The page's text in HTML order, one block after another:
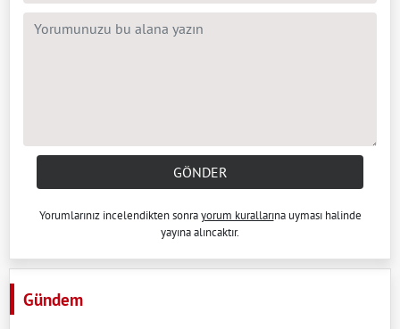
GÖNDER
Yorumlarınız incelendikten sonrayorum kurallarına uyması halinde
yayına alıncaktır.
Gündem